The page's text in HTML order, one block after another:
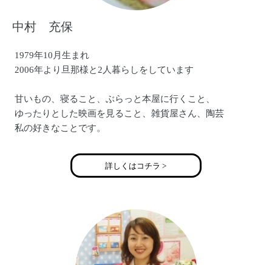
中村 充保
1979年10月生まれ
2006年より旦那様と2人暮らしをしています
甘いもの、寝ること、ぶらっと本屋に行くこと、
ゆったりとした映画を見ること、雑貨屋さん、陶芸
私の好きなことです。
2年間パン職人として経験を積み、その後はパティシエの道
自分の経験をもとに、作ることの楽しさを多くの人に味わ
そんな思いで自宅の教室を始める事にしました。
教室を開くためのノウハウを教えてもらえるMAPLE
詳しくはコチラ >